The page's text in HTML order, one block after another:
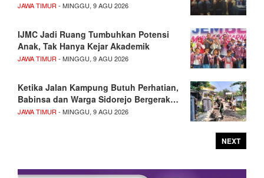
JAWA TIMUR- MINGGU, 9 AGU 2026
IJMC Jadi Ruang Tumbuhkan Potensi
Anak, Tak Hanya Kejar Akademik
JAWA TIMUR- MINGGU, 9 AGU 2026
Ketika Jalan Kampung Butuh Perhatian,
Babinsa dan Warga Sidorejo Bergerak…
JAWA TIMUR- MINGGU, 9 AGU 2026
NEXT